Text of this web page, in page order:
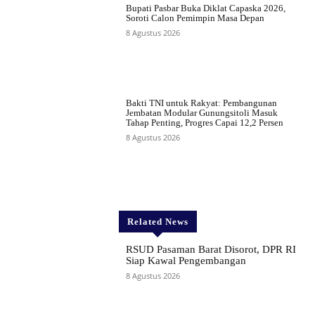
Bupati Pasbar Buka Diklat Capaska 2026,
Soroti Calon Pemimpin Masa Depan
8 Agustus 2026
Bakti TNI untuk Rakyat: Pembangunan
Jembatan Modular Gunungsitoli Masuk
Tahap Penting, Progres Capai 12,2 Persen
8 Agustus 2026
Related News
RSUD Pasaman Barat Disorot, DPR RI
Siap Kawal Pengembangan
8 Agustus 2026